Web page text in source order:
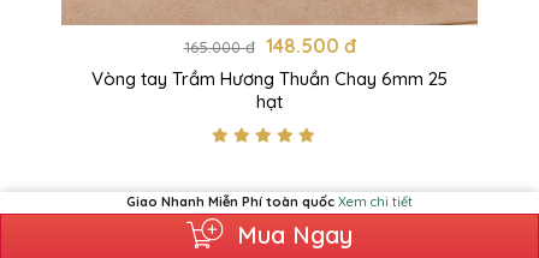
165.000 đ 148.500 đ
Vòng tay Trầm Hương Thuần Chay 6mm 25
hạt
Giao Nhanh Miễn Phí toàn quốc Xem chi tiết
Mua Ngay